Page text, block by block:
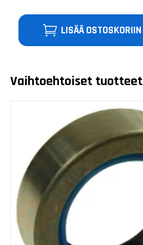
LISÄÄ OSTOSKORIIN
Vaihtoehtoiset tuotteet